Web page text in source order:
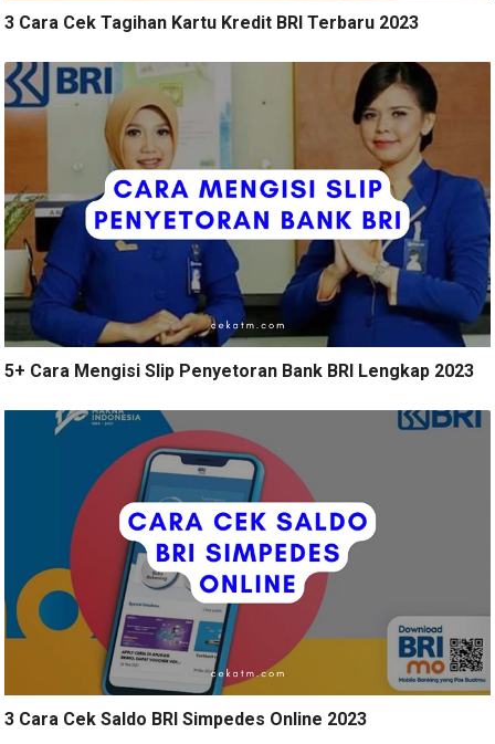
3 Cara Cek Tagihan Kartu Kredit BRI Terbaru 2023
5+ Cara Mengisi Slip Penyetoran Bank BRI Lengkap 2023
3 Cara Cek Saldo BRI Simpedes Online 2023